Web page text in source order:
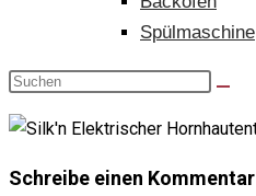
Spülmaschine
Schreibe einen Kommentar